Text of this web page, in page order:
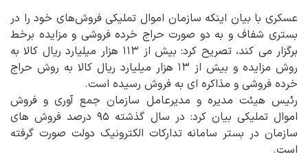
عسکری با بیان اینکه سازمان اموال تملیکی فروش‌های خود را در
بستری شفاف و به دو صورت حراج خرده فروشی و مزایده برخط
برگزار می کند، تصریح کرد: بیش از ۱۱۳ هزار میلیارد ریال کالا به
روش مزایده و بیش از ۱۳ هزار میلیارد ریال کالا به روش حراج
خرده فروشی و مذاکره ای به فروش رسیده است.
رئیس هیئت مدیره و مدیرعامل سازمان جمع آوری و فروش
اموال تملیکی بیان کرد: در سال گذشته ۹۵ درصد فروش های
سازمان در بستر سامانه تدارکات الکترونیک دولت صورت گرفته
است.